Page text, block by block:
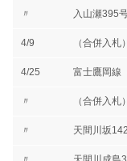
〃 入山瀬395
4/9 （合併入
4/25 富士鷹岡線
〃 （合併入
〃 天間川坂